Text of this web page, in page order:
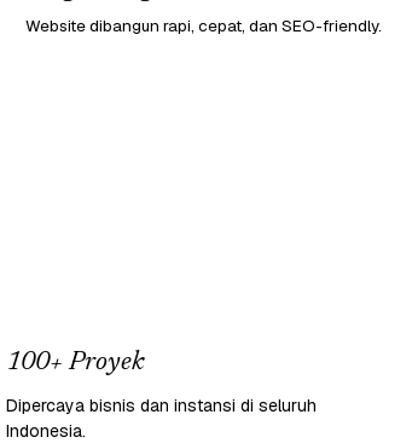
Website dibangun rapi, cepat, dan SEO-friendly.
100+ Proyek
Dipercaya bisnis dan instansi di seluruh
Indonesia.